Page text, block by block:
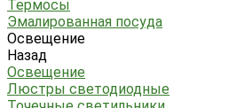
Термосы
Эмалированная посуда
Освещение
Назад
Освещение
Люстры светодиодные